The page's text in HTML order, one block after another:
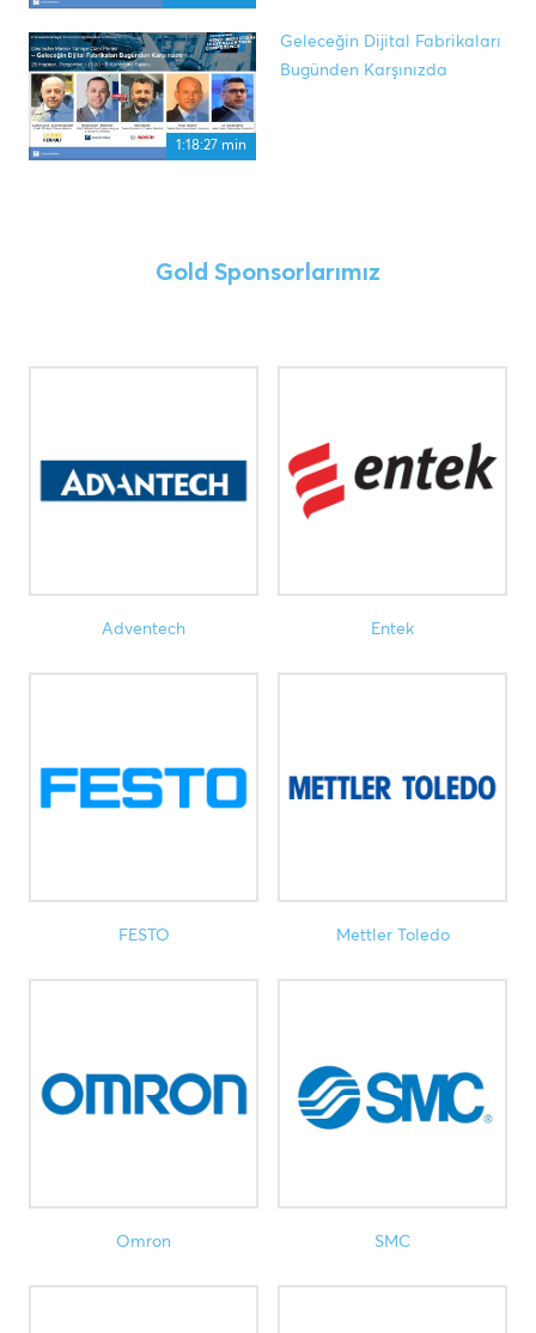
1:18:27 min
Geleceğin Dijital Fabrikaları
Bugünden Karşınızda
Gold Sponsorlarımız
Adventech Entek
FESTO Mettler Toledo
Omron SMC